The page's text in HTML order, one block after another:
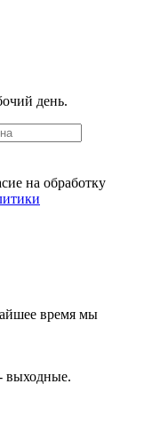
день.
на обработку
время мы
выходные.